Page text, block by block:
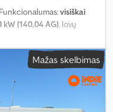
visiškai
kW (140,04 AG), lovų
ilgis:5 990 mm, bendras
, ašių konfigūracija:2
, bendras svoris:
vairo padėtis: kairė,
metai:
Mažas skelbimas